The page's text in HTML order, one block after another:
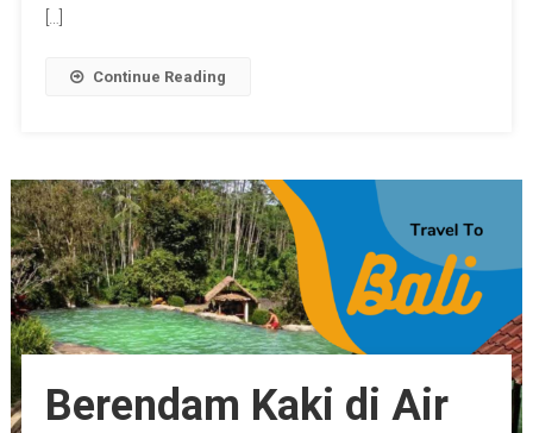
Continue Reading
Berendam Kaki di Air